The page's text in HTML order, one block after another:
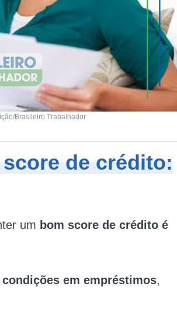
Brasileiro Trabalhador
de crédito:
um bom score de crédito é
em empréstimos,